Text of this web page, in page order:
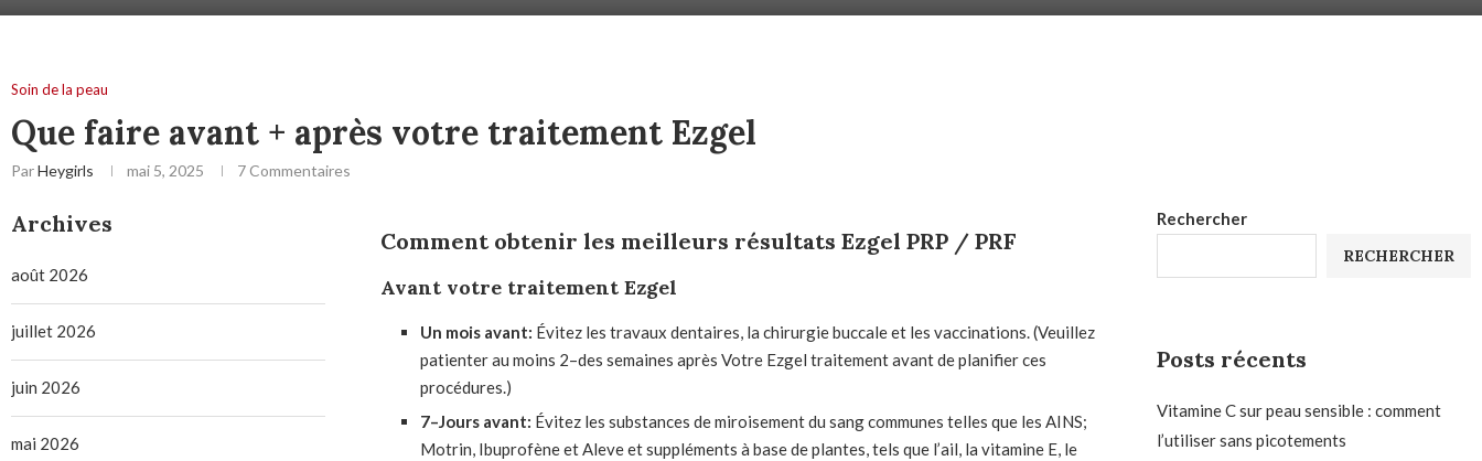
Soin de la peau
Que faire avant + après votre traitement Ezgel
ParHeygirls mai 5, 2025 7 Commentaires
Comment obtenir les meilleurs résultats Ezgel PRP / PRF
Avant votre traitement Ezgel
Un mois avant: Évitez les travaux dentaires, la chirurgie buccale et les vaccinations. (Veuillez
patienter au moins 2–des semaines après Votre Ezgel traitement avant de planifier ces
procédures.)
7–Jours avant: Évitez les substances de miroisement du sang communes telles que les AINS;
Motrin, Ibuprofène et Aleve et suppléments à base de plantes, tels que l’ail, la vitamine E, le
Rechercher
RECHERCHER
Posts récents
Vitamine C sur peau sensible : comment
l’utiliser sans picotements
Archives
août 2026
juillet 2026
juin 2026
mai 2026